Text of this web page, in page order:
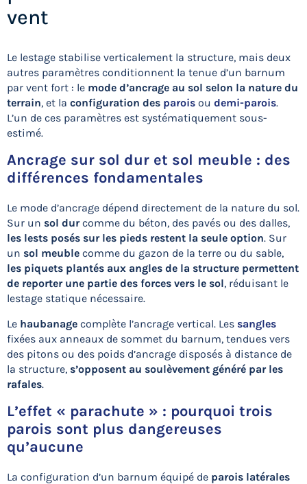
vent
Le lestage stabilise verticalement la structure, mais deux
autres paramètres conditionnent la tenue d’un barnum
par vent fort : le mode d’ancrage au sol selon la nature du
terrain, et la configuration des parois ou demi-parois.
L’un de ces paramètres est systématiquement sous-
estimé.
Ancrage sur sol dur et sol meuble : des
différences fondamentales
Le mode d’ancrage dépend directement de la nature du sol.
Sur un sol durcomme du béton, des pavés ou des dalles,
les lests posés sur les pieds restent la seule option. Sur
un sol meuble comme du gazon de la terre ou du sable,
les piquets plantés aux angles de la structure permettent
de reporter une partie des forces vers le sol, réduisant le
lestage statique nécessaire.
Le haubanage complète l’ancrage vertical. Les sangles
fixées aux anneaux de sommet du barnum, tendues vers
des pitons ou des poids d’ancrage disposés à distance de
la structure, s’opposent au soulèvement généré par les
rafales.
L’effet « parachute » : pourquoi trois
parois sont plus dangereuses
qu’aucune
La configuration d’un barnum équipé de parois latérales